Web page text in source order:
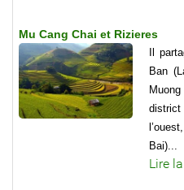
Mu Cang Chai et Rizieres
Il
Ban
Bai)...
Lire